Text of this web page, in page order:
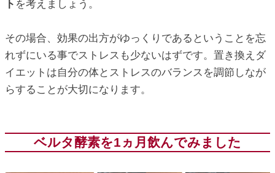
ト を考えましょう。
その場合、効果の出方がゆっくりであるということを忘
れずにいる事でストレスも少ないはずです。置き換えダ
イエットは自分の体とストレスのバランスを調節しなが
らすることが大切になります。
ベルタ酵素を1ヵ月飲んでみました